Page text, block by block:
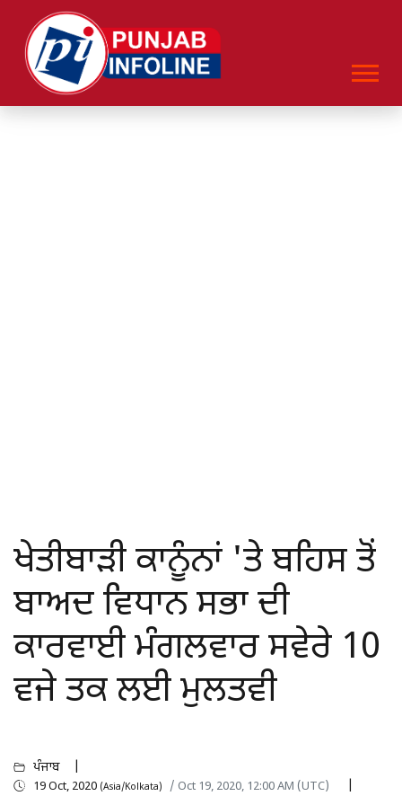
ਖੇਤੀਬਾੜੀ ਕਾਨੂੰਨਾਂ 'ਤੇ ਬਹਿਸ ਤੋਂ
ਬਾਅਦ ਵਿਧਾਨ ਸਭਾ ਦੀ
ਕਾਰਵਾਈ ਮੰਗਲਵਾਰ ਸਵੇਰੇ 10
ਵਜੇ ਤਕ ਲਈ ਮੁਲਤਵੀ
ਪੰਜਾਬ
19 Oct, 2020 (Asia/Kolkata) / Oct 19, 2020, 12:00 AM (UTC)